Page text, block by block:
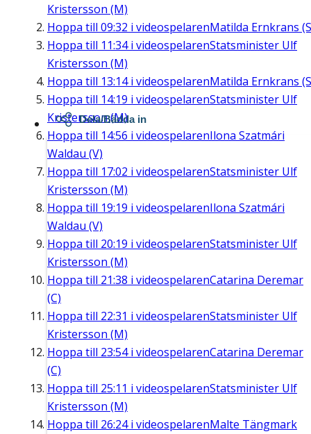
Kristersson (M)
Hoppa till 09:32 i videospelarenMatilda Ernkrans
Hoppa till 11:34i videospelarenStatsminister Ulf
Kristersson (M)
Hoppa till 13:14i videospelarenMatilda Ernkrans
Hoppa till 14:19 i videospelarenStatsminister Ulf
Kristersson (M)
Hoppa till 14:56 i videospelarenIlona Szatmári
Waldau (V)
Hoppa till 17:02 i videospelarenStatsminister Ulf
Kristersson (M)
Hoppa till 19:19 i videospelarenIlona Szatmári
Waldau (V)
Hoppa till 20:19 i videospelarenStatsminister Ulf
Kristersson (M)
Hoppa till 21:38 i videospelarenCatarina Deremar
(C)
Hoppa till 22:31 i videospelarenStatsminister Ulf
Kristersson (M)
Hoppa till 23:54i videospelarenCatarina Deremar
(C)
Hoppa till 25:11 i videospelarenStatsminister Ulf
Kristersson (M)
Hoppa till 26:24i videospelarenMalte Tängmark
Dela/Bädda in